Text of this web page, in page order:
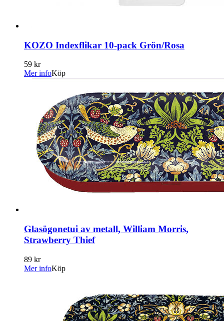
KOZO Indexflikar 10-pack Grön/Rosa
59 kr
Mer infoKöp
Glasögonetui av metall, William Morris,
Strawberry Thief
89 kr
Mer infoKöp